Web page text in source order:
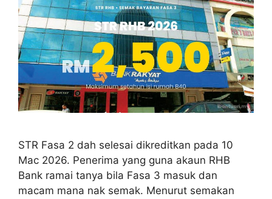
STR Fasa 2 dah selesai dikreditkan pada 10
Mac 2026. Penerima yang guna akaun RHB
Bank ramai tanya bila Fasa 3 masuk dan
macam mana nak semak. Menurut semakan